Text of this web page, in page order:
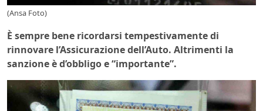
(Ansa Foto)
È sempre bene ricordarsi tempestivamente di
rinnovare l’Assicurazione dell’Auto. Altrimenti la
sanzione è d’obbligo e “importante”.